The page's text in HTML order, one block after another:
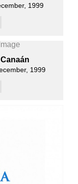
1999
1999